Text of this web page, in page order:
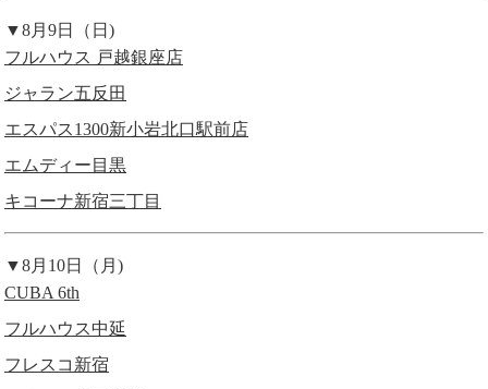
▼8月9日（日)
フルハウス 戸越銀座店
ジャラン五反田
エスパス1300新小岩北口駅前店
エムディー目黒
キコーナ新宿三丁目
▼8月10日（月)
CUBA 6th
フルハウス中延
フレスコ新宿